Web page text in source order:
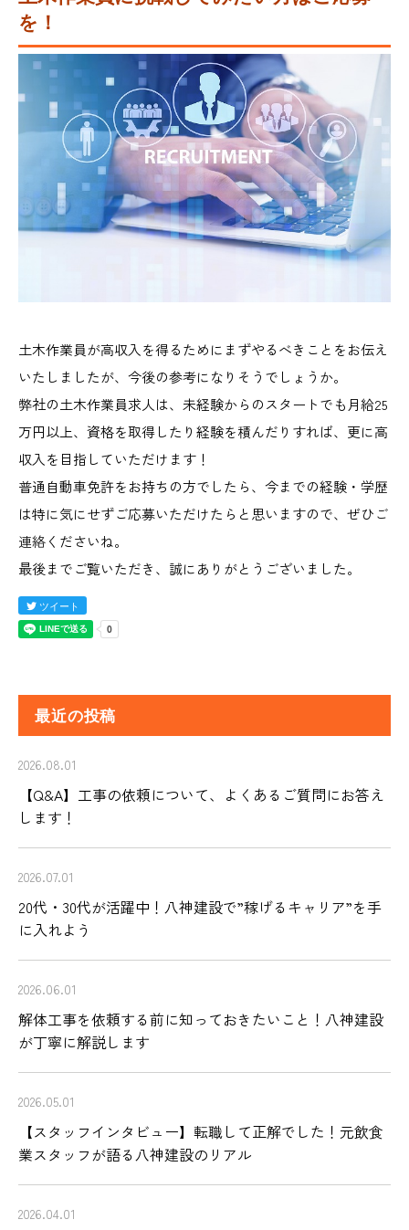
を！
土木作業員が高収入を得るためにまずやるべきことをお伝え
いたしましたが、今後の参考になりそうでしょうか。
弊社の土木作業員求人は、未経験からのスタートでも月給25
万円以上、資格を取得したり経験を積んだりすれば、更に高
収入を目指していただけます！
普通自動車免許をお持ちの方でしたら、今までの経験・学歴
は特に気にせずご応募いただけたらと思いますので、ぜひご
連絡くださいね。
最後までご覧いただき、誠にありがとうございました。
ツイート
最近の投稿
2026.08.01
【Q&A】工事の依頼について、よくあるご質問にお答え
します！
2026.07.01
20代・30代が活躍中！八神建設で”稼げるキャリア”を手
に入れよう
2026.06.01
解体工事を依頼する前に知っておきたいこと！八神建設
が丁寧に解説します
2026.05.01
【スタッフインタビュー】転職して正解でした！元飲食
業スタッフが語る八神建設のリアル
2026.04.01